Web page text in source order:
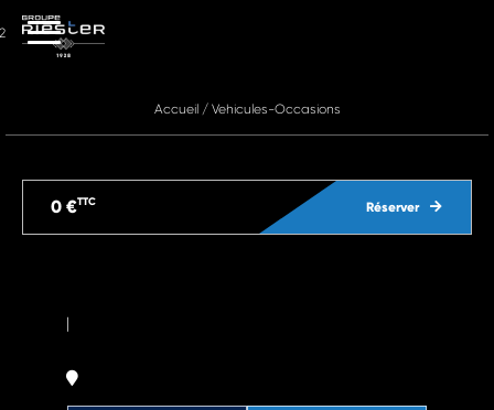
Accueil/ Vehicules-Occasions
Réserver
0 €TTC
|